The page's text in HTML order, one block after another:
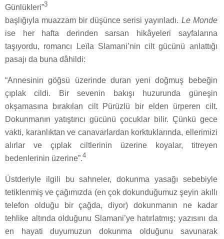
Günlükleri”3
başlığıyla muazzam bir düşünce serisi yayınladı. Le Monde
ise her hafta derinden sarsan hikâyeleri sayfalarına
taşıyordu, romancı Leïla Slamani’nin cilt gücünü anlattığı
pasajı da buna dâhildi:
“Annesinin göğsü üzerinde duran yeni doğmuş bebeğin
çıplak cildi. Bir sevenin bakışı huzurunda güneşin
okşamasına bırakılan cilt Pürüzlü bir elden ürperen cilt.
Dokunmanın yatıştırıcı gücünü çocuklar bilir. Çünkü gece
vakti, karanlıktan ve canavarlardan korktuklarında, ellerimizi
alırlar ve çıplak ciltlerinin üzerine koyalar, titreyen
bedenlerinin üzerine”.4
Üstderiyle ilgili bu sahneler, dokunma yasağı sebebiyle
tetiklenmiş ve çağımızda (en çok dokunduğumuz şeyin akıllı
telefon olduğu bir çağda, diyor) dokunmanın ne kadar
tehlike altında olduğunu Slamani’ye hatırlatmış; yazısını da
en hayati duyumuzun dokunma olduğunu savunarak